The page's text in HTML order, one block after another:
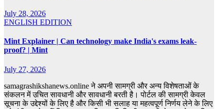
July 28, 2026
ENGLISH EDITION
Mint Explainer | Can technology make India's exams leak-
proof? | Mint
July 27, 2026
samagrashikshanews.online ने अपनी सामग्री और अन्य विशेषताओं के
संकलन में उचित सावधानी और सावधानी बरती है। पोर्टल की सामग्री केवल
सूचना के उद्देश्यों के लिए है और किसी भी सलाह या महत्वपूर्ण निर्णय लेने के लिए